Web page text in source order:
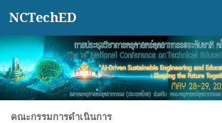
Skip to content
NCTechED
คณะกรรมการดำเนินการ